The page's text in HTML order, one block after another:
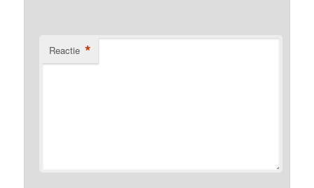
Reactie *